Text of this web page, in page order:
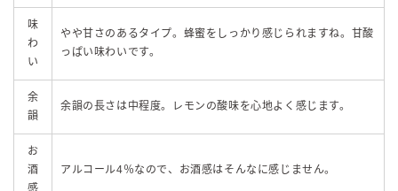
味
わ
い
やや甘さのあるタイプ。蜂蜜をしっかり感じられますね。甘酸
っぱい味わいです。
余
韻
余韻の長さは中程度。レモンの酸味を心地よく感じます。
お
酒
感
アルコール4％なので、お酒感はそんなに感じません。